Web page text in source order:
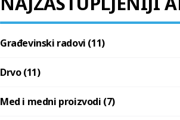
Građevinski radovi (11)
Drvo (11)
Med i medni proizvodi (7)